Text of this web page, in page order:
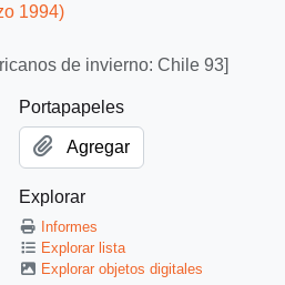
1994)
de invierno: Chile 93]
Portapapeles
Agregar
Explorar
Informes
Explorar lista
Explorar objetos digitales